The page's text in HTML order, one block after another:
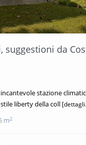
suggestioni da
incantevole stazione
liberty della coll
m2